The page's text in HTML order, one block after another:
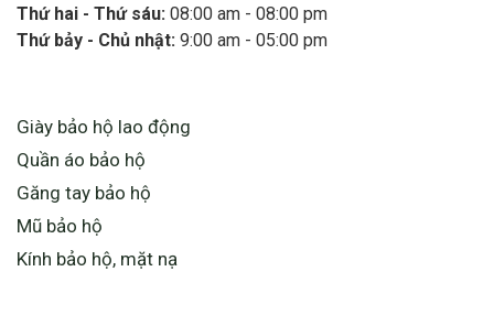
Thứ hai - Thứ sáu: 08:00 am - 08:00 pm
Thứ bảy - Chủ nhật: 9:00 am - 05:00 pm
Giày bảo hộ lao động
Quần áo bảo hộ
Găng tay bảo hộ
Mũ bảo hộ
Kính bảo hộ, mặt nạ